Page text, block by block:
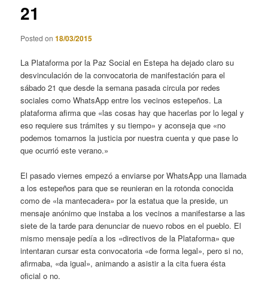
21
Posted on18/03/2015
La Plataforma por la Paz Social en Estepa ha dejado claro su
desvinculación de la convocatoria de manifestación para el
sábado 21 que desde la semana pasada circula por redes
sociales como WhatsApp entre los vecinos estepeños. La
plataforma afirma que «las cosas hay que hacerlas por lo legal y
eso requiere sus trámites y su tiempo» y aconseja que «no
podemos tomarnos la justicia por nuestra cuenta y que pase lo
que ocurrió este verano.»
El pasado viernes empezó a enviarse por WhatsApp una llamada
a los estepeños para que se reunieran en la rotonda conocida
como de «la mantecadera» por la estatua que la preside, un
mensaje anónimo que instaba a los vecinos a manifestarse a las
siete de la tarde para denunciar de nuevo robos en el pueblo. El
mismo mensaje pedía a los «directivos de la Plataforma» que
intentaran cursar esta convocatoria «de forma legal», pero si no,
afirmaba, «da igual», animando a asistir a la cita fuera ésta
oficial o no.